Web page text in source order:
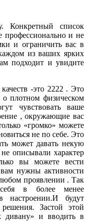
Конкретный список
профессионально и не
и ограничить вас в
из ваших ярких
подходит и увидите
-это 2222 . Это
о плотном физическом
чувствовать ваше
, окружающие вас
«громко» можете
не по себе. Это
может давать некую
описывали характер
вы можете вести
нужны активности
проявлении . Так
в более менее
будут
Застой этой
дивану» и вводить в